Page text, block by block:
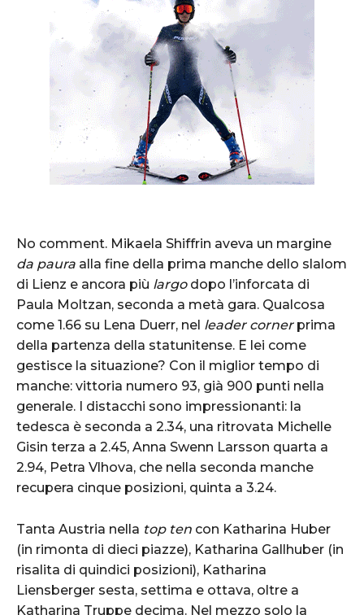
No comment. Mikaela Shiffrin aveva un margine
da paura alla fine della prima manche dello slalom
di Lienz e ancora più largodopo l’inforcata di
Paula Moltzan, seconda a metà gara. Qualcosa
come 1.66 su Lena Duerr, nel leader cornerprima
della partenza della statunitense. E lei come
gestisce la situazione? Con il miglior tempo di
manche: vittoria numero 93, già 900 punti nella
generale. I distacchi sono impressionanti: la
tedesca è seconda a 2.34, una ritrovata Michelle
Gisin terza a 2.45, Anna Swenn Larsson quarta a
2.94, Petra Vlhova, che nella seconda manche
recupera cinque posizioni, quinta a 3.24.
Tanta Austria nella top ten con Katharina Huber
(in rimonta di dieci piazze), Katharina Gallhuber (in
risalita di quindici posizioni), Katharina
Liensberger sesta, settima e ottava, oltre a
Katharina Truppe decima. Nel mezzo solo la